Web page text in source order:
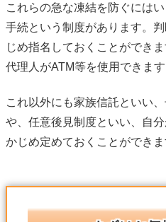
これらの急な凍結を防ぐには
手続という制度があります。
じめ指名しておくことができ
代理人がATM等を使用できます
これ以外にも家族信託といい
や、任意後見制度といい、自
かじめ定めておくことができ